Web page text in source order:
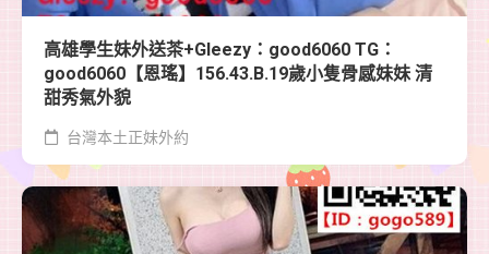
高雄學生妹外送茶+Gleezy：good6060 TG：
good6060【恩瑤】156.43.B.19歲小隻骨感妹妹 清
甜秀氣外貌
台灣本土正妹外約